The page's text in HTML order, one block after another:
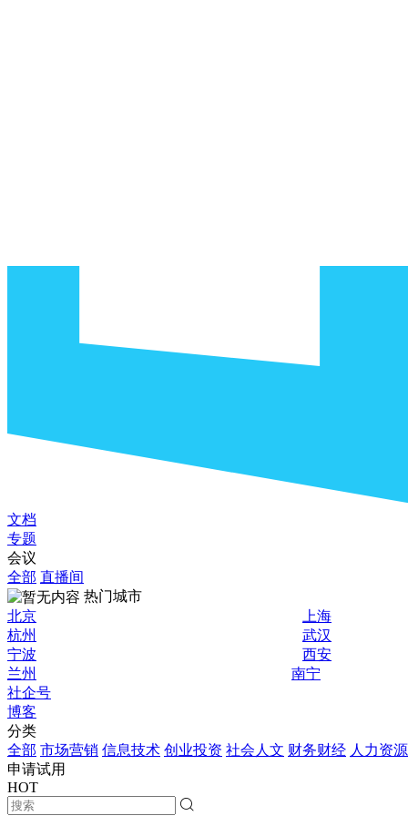
文档
专题
会议
全部 直播间
热门城市
北京
上海
杭州
武汉
宁波
西安
兰州
南宁
社企号
博客
分类
全部 市场营销 信息技术 创业投资 社会人文 财务财经 人力资源
申请试用
HOT